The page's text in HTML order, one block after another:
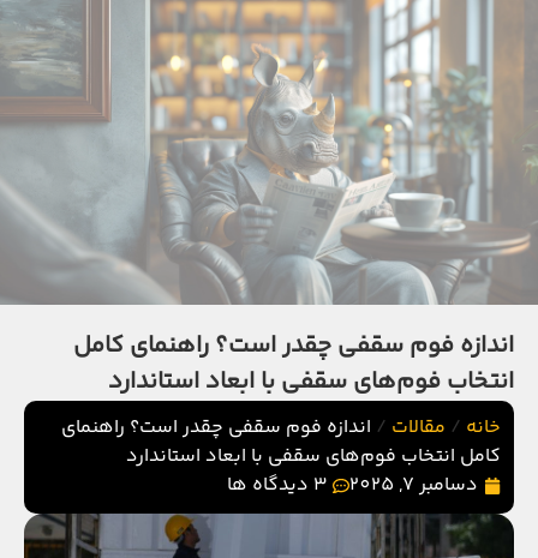
اندازه فوم سقفی چقدر است؟ راهنمای کامل
انتخاب فوم‌های سقفی با ابعاد استاندارد
خانه / مقالات / اندازه فوم سقفی چقدر است؟ راهنمای
کامل انتخاب فوم‌های سقفی با ابعاد استاندارد
دسامبر 7, 2025
3 دیدگاه ها